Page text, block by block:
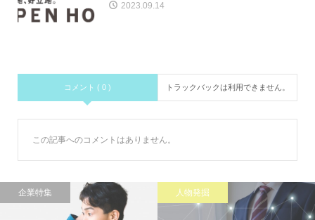
2023.09.14
コメント ( 0 ) トラックバックは利用できません。
この記事へのコメントはありません。
企業特集 人物発掘